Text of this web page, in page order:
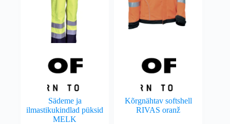
Sädeme ja
ilmastikukindlad püksid
MELK
Kõrgnähtav softshell
RIVAS oranž